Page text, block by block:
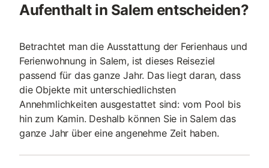
Aufenthalt in Salem entscheiden?
Betrachtet man die Ausstattung der Ferienhaus und
Ferienwohnung in Salem, ist dieses Reiseziel
passend für das ganze Jahr. Das liegt daran, dass
die Objekte mit unterschiedlichsten
Annehmlichkeiten ausgestattet sind: vom Pool bis
hin zum Kamin. Deshalb können Sie in Salem das
ganze Jahr über eine angenehme Zeit haben.